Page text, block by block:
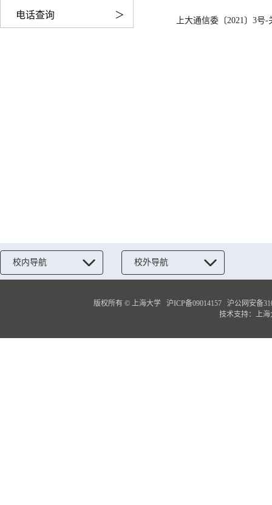
电话查询 ＞
上大通信委〔2021〕3
校内导航 校外导航
版权所有 ©上海大学 沪ICP备09014157
沪公网安备
技术支持： 上